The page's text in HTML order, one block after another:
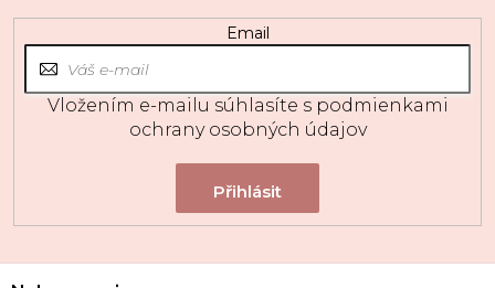
Email
Vložením e-mailu súhlasíte s podmienkami
ochrany osobných údajov
Z